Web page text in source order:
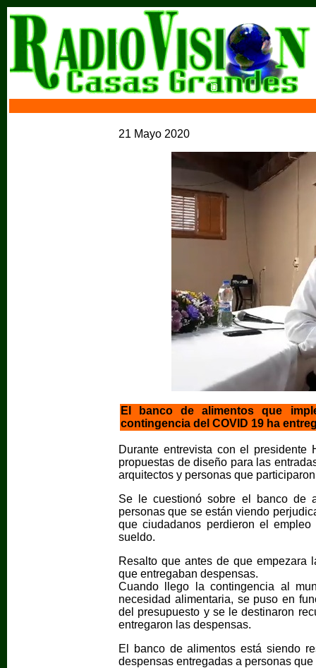
21 Mayo 2020
El banco de alimentos que
contingencia del COVID 19 ha
Durante entrevista con el
propuestas de diseño para las
arquitectos y personas que
Se le cuestionó sobre el banco de
personas que se están viendo
que ciudadanos perdieron el
sueldo.
Resalto que antes de que empezara
que entregaban despensas.
Cuando llego la contingencia al
necesidad alimentaria, se puso en
del presupuesto y se le destinaron
entregaron las despensas.
El banco de alimentos está siendo
despensas entregadas a personas